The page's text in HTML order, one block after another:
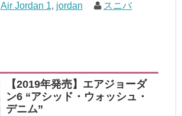
Air Jordan 1, jordan スニバ
【2019年発売】エアジョーダ
ン6 “アシッド・ウォッシュ・
デニム”